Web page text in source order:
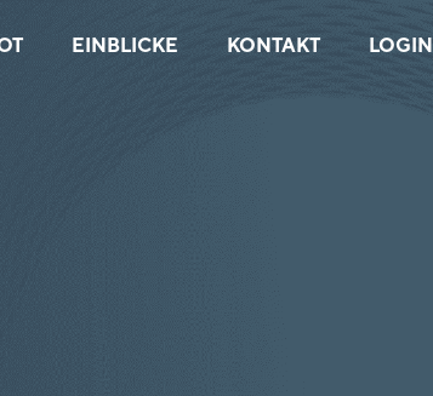
EINBLICKE KONTAKT LOGIN